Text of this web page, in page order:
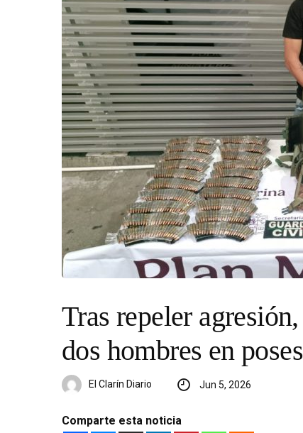
Tras repeler
dos hombres en
El Clarín Diario Jun 5, 2026
Comparte esta noticia